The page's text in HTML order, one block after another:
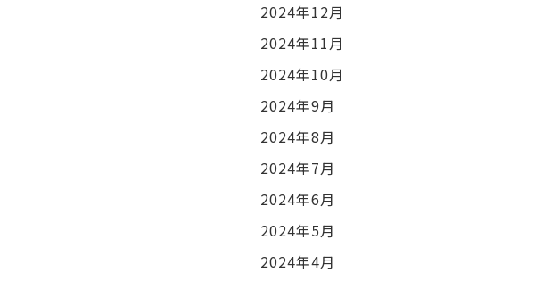
2024年12月
2024年11月
2024年10月
2024年9月
2024年8月
2024年7月
2024年6月
2024年5月
2024年4月